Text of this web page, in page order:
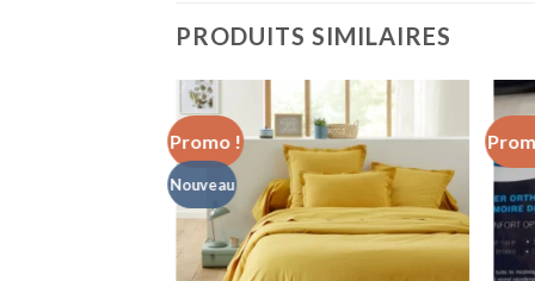
PRODUITS SIMILAIRES
Promo !
Nouveau